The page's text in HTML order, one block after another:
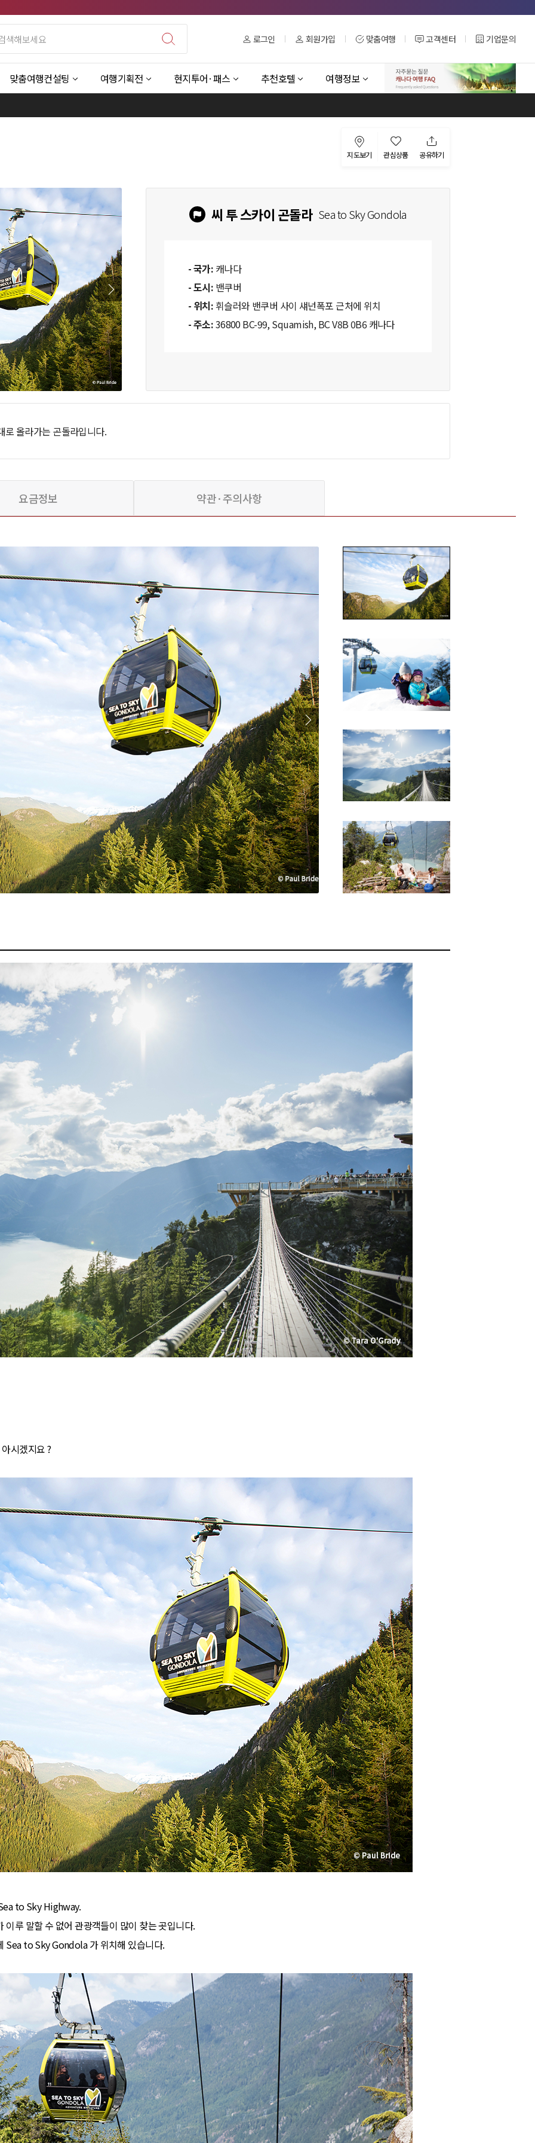
로그인 회원가입 맞춤여행 고객센터 기업문의
맞춤여행컨설팅 여행기획전 현지투어·패스 추천호텔 여행정보
지도보기 관심상품 공유하기
씨 투 스카이 곤돌라 Sea to Sky Gondola
- 국가: 캐나다
- 도시: 밴쿠버
- 위치:휘슬러와 밴쿠버 사이 섀넌폭포 근처에 위치
- 주소:36800 BC-99, Squamish, BC V8B 0B6 캐나다
로 올라가는 곤돌라입니다.
요금정보 약관·주의사항
시겠지요 ?
to Sky Highway.
루 말할 수 없어 관광객들이 많이 찾는 곳입니다.
Sea to Sky Gondola 가 위치해 있습니다.